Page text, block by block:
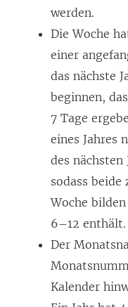
werden.
Die Woche
einer
das nächste
beginnen,
7 Tage
eines Jahres
des nächsten
sodass
Woche
6–12 enthält.
Der
Kalender